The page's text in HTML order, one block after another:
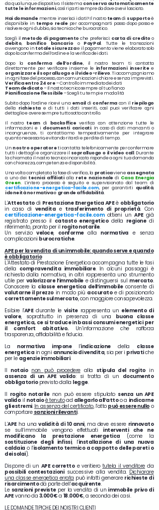
da qualunque dispositivo. Il sistema conserva automaticamente
tutte le informazioni, così riparti sempre da dove avevi lasciato.
Hai domande mentre inserisci i dati? Il nostro teamdi supportoè
disponibile in tempo reale per accompagnarti passo dopo passo e
risolvere ogni dubbio, sia tecnico che burocratico.
Scegli il metodo di pagamento che preferisci: carta di credito o
debito, bonifico bancario o PayPal. Tutte le transazioni
avvengono in totale sicurezzae il pagamento viene elaborato solo
dopo la conferma dell’ordine e la verifica dei dati.
Dopo la conferma dell’ordine, il nostro team ti contatta
direttamente per verificare insieme le informazioni inserite e
organizzare il sopralluogo o il video-rilievo. Ti accompagniamo
in ogni fase del processo, con comunicazioni chiare e senza imprevisti.
Verifica entro 24 ore– Controllo immediato dei dati
Team dedicato– Il nostro tecnico sempre al tuo fianco
Pianificazione flessibile– Scegli tu tempi e modalità
Subito dopo l’ordine ricevi una emaildi confermacon il riepilogo
della richiestae di tutti i dati inseriti, così puoi verificare ogni
dettaglio e avere sempre tutto sotto controllo.
Il nostro teamdi backofficeverifica con attenzione tutte le
informazioni e i documenti caricati. In caso di dati mancanti o
incongruenze, ti contattiamo tempestivamente per integrare
quanto necessario, evitando ritardi e perdite di tempo.
Un nostro operatoreti contatta telefonicamente per confermare
tutti i dettagli e organizzare il sopralluogo o il video call. Durante
la chiamata il nostro tecnico incaricato risponde a ogni tua domanda
con chiarezza, competenza e disponibilità.
Una volta completata la fase di verifica, la praticaviene assegnata
a uno dei tecnici affiliatialla rete nazionaledi Casa Energia
Green. L’intero processo è seguito e supervisionato dal team di
certificazione-energetica-facile.com, per garantirti qualità,
idoneità normativae grande affidabilità.
L’Attestatodi Prestazione Energetica APEè obbligatorio
in caso di vendita e trasferimento di proprietà. Con
certificazione-energetica-facile.comottieni unAPE già
registrato presso il catasto energeticodella regionedi
riferimento, pronto per il rogito notarile.
Un servizioveloce, conformealla normativa e senza
complicazioni burocratiche.
APE per la vendita di un immobile: quando serve e quando
è obbligatorio
L’Attestato di Prestazione Energetica accompagna tutte le fasi
della compravendita immobiliare. In alcuni passaggi è
richiesto dalla normativa, in altri rappresenta uno strumento
utile per valorizzare l’immobilee distinguersi sul mercato.
Conoscere la classe energetica dell’immobileconsente di
valutarne il prezzoin modo più accuratoe di posizionarlo
correttamente sul mercato, con maggiore consapevolezza.
Esibire l’APEdurante le visiterappresenta un elemento di
valore, soprattutto in presenza di una buona classe
energetica, ce si traduce in bassi consumi energetici per
il comfort abitativo.Un’informazione che rafforza
trasparenza, affidabilità e fiducia.
La normativa imponel’indicazionedella classe
energetica in ogni annuncio di vendita, sia per i privatiche
per le agenzie immobiliari.
Il notaio non può procederealla stipula del rogito in
assenza di un APE valido: si tratta di un documento
obbligatorioprevisto dalla legge.
Il rogito notarilenon può essere stipulato senza un APE
valido: il notaioè tenutoad allegarlo all’attoo a indicarne
gli estremi. In assenza del certificato, l’atto può essere nulloo
comportare sanzioni rilevanti.
L’APEha unavalidità di 10 anni, ma deve essere rinnovato
se sull’immobile vengono effettuati interventi che ne
modificano la prestazione energetica (come la
sostituzione degli infissi, l’installazione di una nuova
caldaia o l’isolamento termico a cappotto delle pareti o
dei solai).
Disporre di un APE correttoe veritiero tutela il venditoreda
possibili contestazionisuccessive alla vendita. Dichiarare
una classe energetica errata può infatti generare richieste di
risarcimentoda parte dell’acquirente.
Le sanzioni previsteper la vendita di un immobile privo di
APEvanno da 3.000 €a 18.000 €, a seconda dei casi.
LE DOMANDE TIPICHE DEI NOISTRI CLIENTI